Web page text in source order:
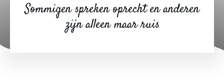
Sommigen spreken oprecht en anderen
zijn alleen maar ruis